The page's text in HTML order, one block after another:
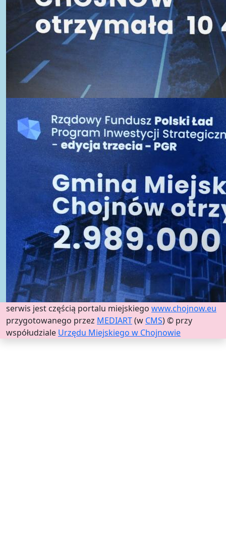
serwis jest częścią portalu miejskiego www.chojnow.eu
przygotowanego przez MEDIART(w CMS) © przy
współudziale Urzędu Miejskiego w Chojnowie